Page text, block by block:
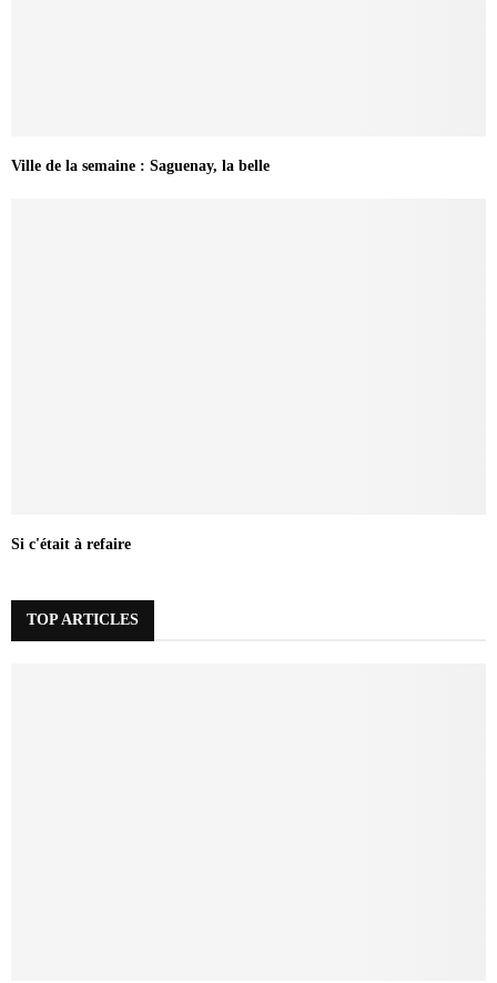
Ville de la semaine : Saguenay, la belle
Si c'était à refaire
TOP ARTICLES